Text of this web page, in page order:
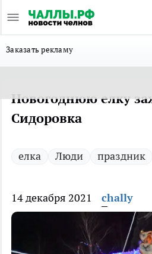
Заказать рекламу
Новогоднюю елку
Сидоровка
елка Люди праздник
14 декабря 2021 chally